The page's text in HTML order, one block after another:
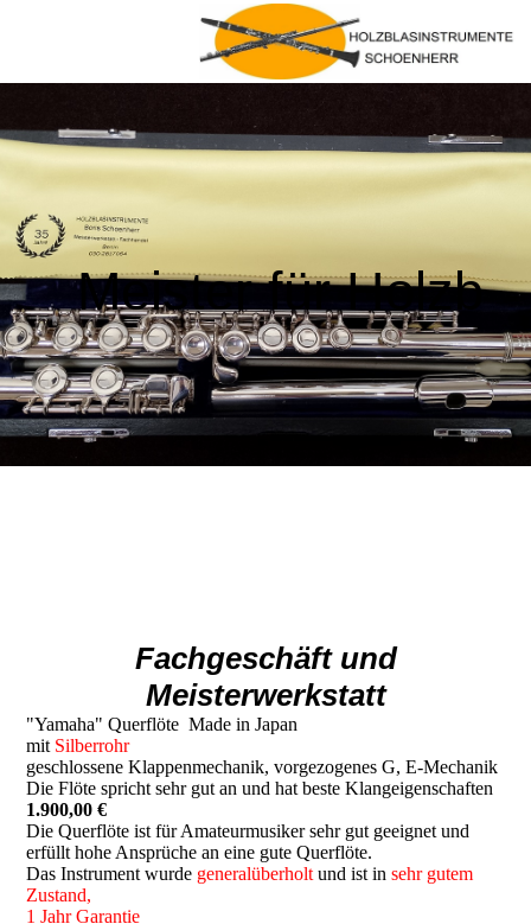
Meister für Holzb
Fachgeschäft und
Meisterwerkstatt
"Yamaha" Querflöte Made in Japan
mit Silberrohr
geschlossene Klappenmechanik, vorgezogenes G, E-Mechanik
Die Flöte spricht sehr gut an und hat beste Klangeigenschaften
1.900,00 €
Die Querflöte ist für Amateurmusiker sehr gut geeignet und
erfüllt hohe Ansprüche an eine gute Querflöte.
Das Instrument wurde generalüberholt und ist insehr gutem
Zustand,
1 Jahr Garantie